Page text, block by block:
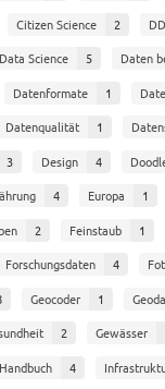
Citizen Science 2
Data Science 5 Daten
Datenformate 1
Datenqualität 1
3 Design 4
4 Europa 1
2 Feinstaub 1
Forschungsdaten 4
Geocoder 1
2 Gewässer
Handbuch 4